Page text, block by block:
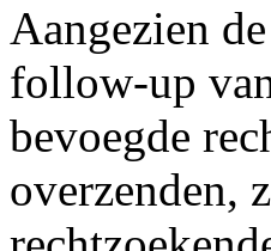
Aangezien
follow-up
bevoegde
overzenden,